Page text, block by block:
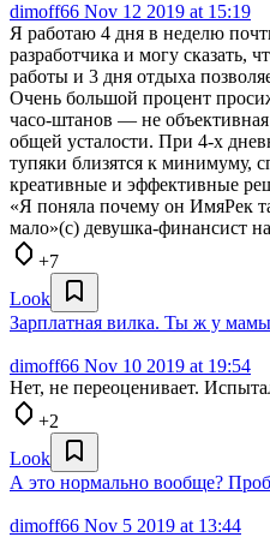
dimoff66 Nov 12 2019 at 15:19
Я работаю 4 дня в неделю
разработчика и могу сказать,
работы и 3 дня отдыха
Очень большой процент
часо-штанов — не объективная
общей усталости. При 4-х
тупяки близятся к минимуму,
креативные и эффективные
«Я поняла почему он ИмяРек
мало»(с) девушка-финансист
+7
Look
Зарплатная вилка. Ты ж у
dimoff66 Nov 10 2019 at 19:54
Нет, не переоценивает.
+2
Look
А это нормально вообще?
dimoff66 Nov 5 2019 at 13:44